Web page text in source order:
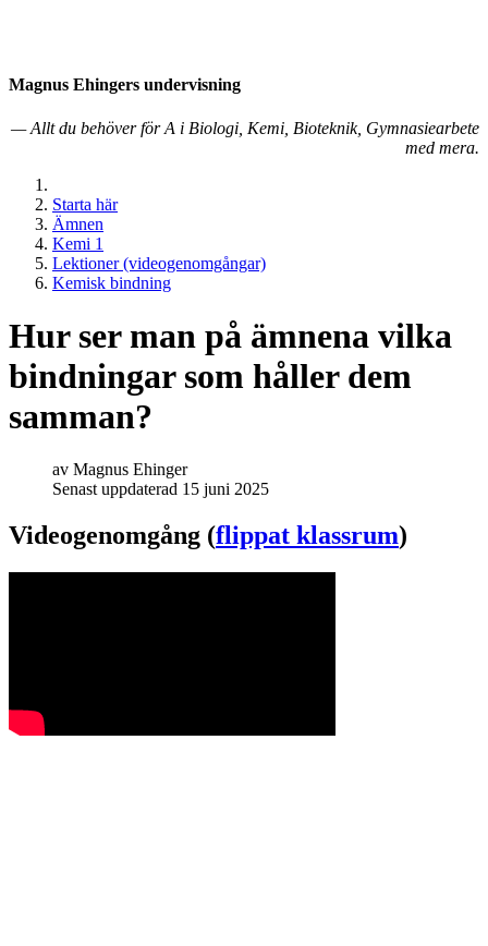
Magnus Ehingers under­visning
— Allt du behöver för A i Biologi, Kemi, Bioteknik, Gymnasiearbete
med mera.
Starta här
Ämnen
Kemi 1
Lektioner (videogenomgångar)
Kemisk bindning
Hur ser man på ämnena vilka
bindningar som håller dem
samman?
av Magnus Ehinger
Senast uppdaterad 15 juni 2025
Videogenomgång (flippat klassrum)